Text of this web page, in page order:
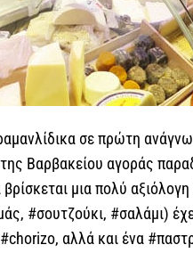
σε πρώτη
Βαρβακείου αγοράς
μια πολύ
#σουτζούκι, #σαλάμι)
αλλά και ένα